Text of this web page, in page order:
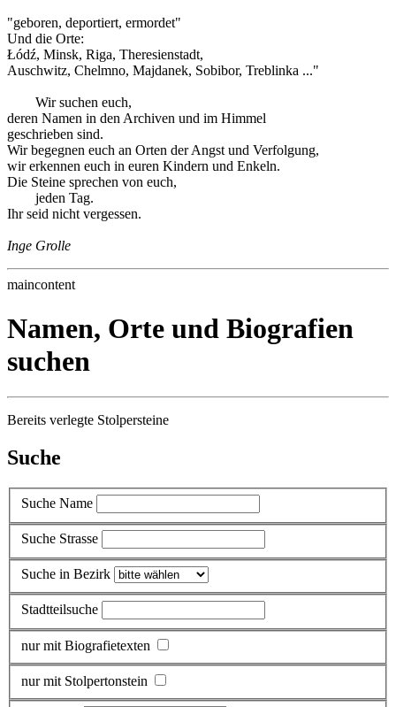
"geboren, deportiert, ermordet"
Und die Orte:
Łódź, Minsk, Riga, Theresienstadt,
Auschwitz, Chelmno, Majdanek, Sobibor, Treblinka ..."
Wir suchen euch,
deren Namen in den Archiven und im Himmel
geschrieben sind.
Wir begegnen euch an Orten der Angst und Verfolgung,
wir erkennen euch in euren Kindern und Enkeln.
Die Steine sprechen von euch,
jeden Tag.
Ihr seid nicht vergessen.
Inge Grolle
maincontent
Namen, Orte und Biografien
suchen
Bereits verlegte Stolpersteine
Suche
Suche Name
Suche Strasse
Suche in Bezirk
Stadtteilsuche
nur mit Biografietexten
nur mit Stolpertonstein